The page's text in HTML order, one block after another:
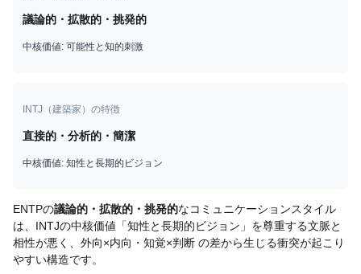
議論的・拡散的・挑発的
中核価値: 可能性と知的刺激
INTJ （建築家 ）の特徴
直接的・分析的・簡潔
中核価値: 知性と長期的ビジョン
ENTPの議論的・拡散的・挑発的なコミュニケーションスタイル
は、 INTJの中核価値「知性と長期的ビジョン 」を尊重する文脈と
相性が悪く、 外向×内向・知覚×判断 の差から生じる衝突が起こり
やすい構造です。